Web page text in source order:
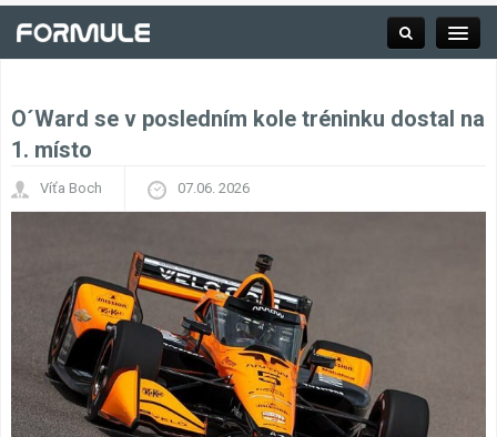
Závodní série
Týmy a jezdci F1
O´Ward se v posledním kole tréninku dostal na
1. místo
Víťa Boch 07.06. 2026